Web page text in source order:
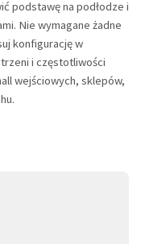
podstawę na podłodze i
Nie wymagane żadne
konfigurację w
i częstotliwości
wejściowych, sklepów,